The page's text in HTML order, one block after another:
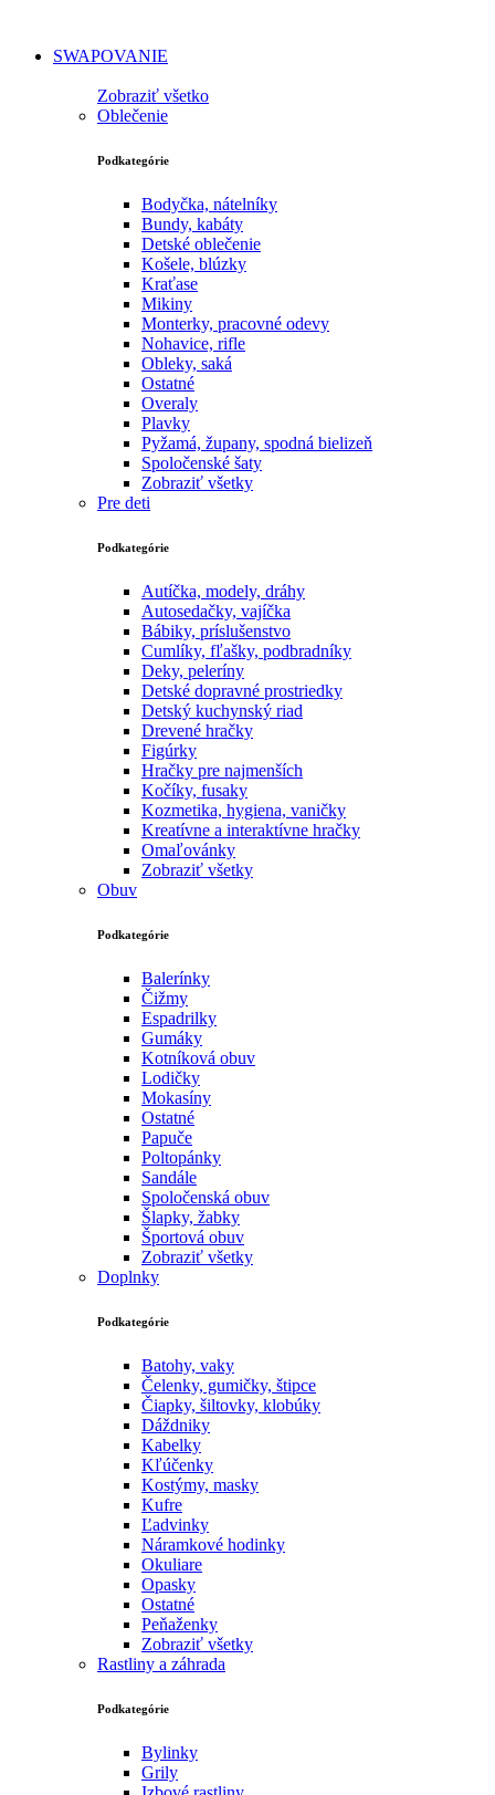
SWAPOVANIE
Zobraziť všetko
Oblečenie
Podkategórie
Bodyčka, nátelníky
Bundy, kabáty
Detské oblečenie
Košele, blúzky
Kraťase
Mikiny
Monterky, pracovné odevy
Nohavice, rifle
Obleky, saká
Ostatné
Overaly
Plavky
Pyžamá, župany, spodná bielizeň
Spoločenské šaty
Zobraziť všetky
Pre deti
Podkategórie
Autíčka, modely, dráhy
Autosedačky, vajíčka
Bábiky, príslušenstvo
Cumlíky, fľašky, podbradníky
Deky, peleríny
Detské dopravné prostriedky
Detský kuchynský riad
Drevené hračky
Figúrky
Hračky pre najmenších
Kočíky, fusaky
Kozmetika, hygiena, vaničky
Kreatívne a interaktívne hračky
Omaľovánky
Zobraziť všetky
Obuv
Podkategórie
Balerínky
Čižmy
Espadrilky
Gumáky
Kotníková obuv
Lodičky
Mokasíny
Ostatné
Papuče
Poltopánky
Sandále
Spoločenská obuv
Šlapky, žabky
Športová obuv
Zobraziť všetky
Doplnky
Podkategórie
Batohy, vaky
Čelenky, gumičky, štipce
Čiapky, šiltovky, klobúky
Dáždniky
Kabelky
Kľúčenky
Kostýmy, masky
Kufre
Ľadvinky
Náramkové hodinky
Okuliare
Opasky
Ostatné
Peňaženky
Zobraziť všetky
Rastliny a záhrada
Podkategórie
Bylinky
Grily